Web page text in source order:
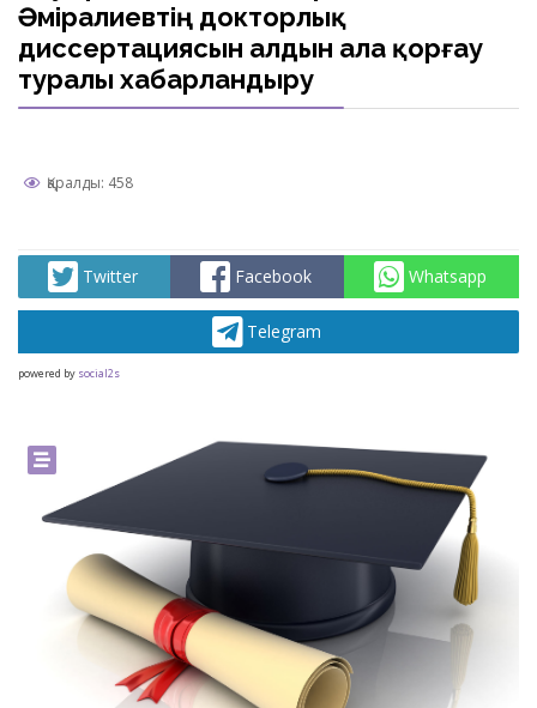
Әміралиевтің докторлық
диссертациясын алдын ала қорғау
туралы хабарландыру
Қаралды: 458
Twitter Facebook Whatsapp
Telegram
powered by social2s